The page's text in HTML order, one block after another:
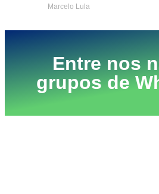
Marcelo Lula
Entre nos
grupos de